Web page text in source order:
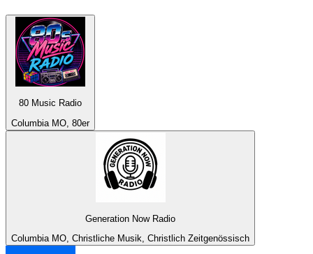
80 Music Radio
Columbia MO, 80er
Generation Now Radio
Columbia MO, Christliche Musik, Christlich Zeitgenössisch